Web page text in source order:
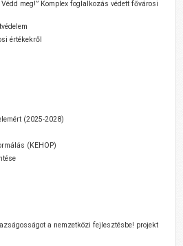
meg!” Komplex foglalkozás védett fővárosi
értékekről
(2025-2028)
(KEHOP)
a nemzetközi fejlesztésbe! projekt